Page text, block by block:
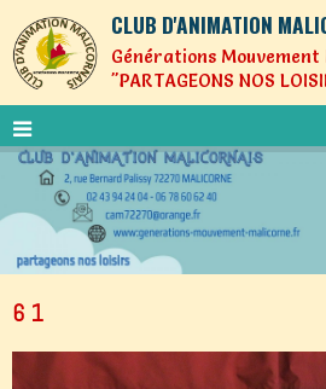
CLUB D'ANIMATION
Générations
"PARTAGEONS NOS
6 1